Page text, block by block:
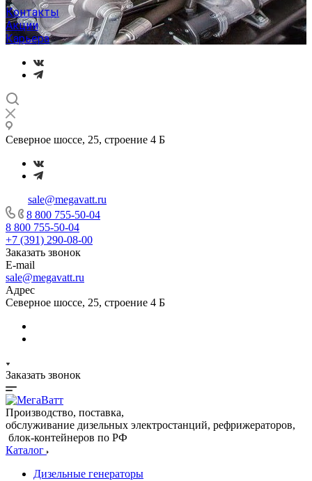
Контакты
Акции
Карьера
Северное шоссе, 25, строение 4 Б
sale@megavatt.ru
8 800 755-50-04
8 800 755-50-04
+7 (391) 290-08-00
Заказать звонок
E-mail
sale@megavatt.ru
Адрес
Северное шоссе, 25, строение 4 Б
Заказать звонок
Производство, поставка,
обслуживание дизельных электростанций, рефрижераторов,
блок-контейнеров по РФ
Каталог
Дизельные генераторы